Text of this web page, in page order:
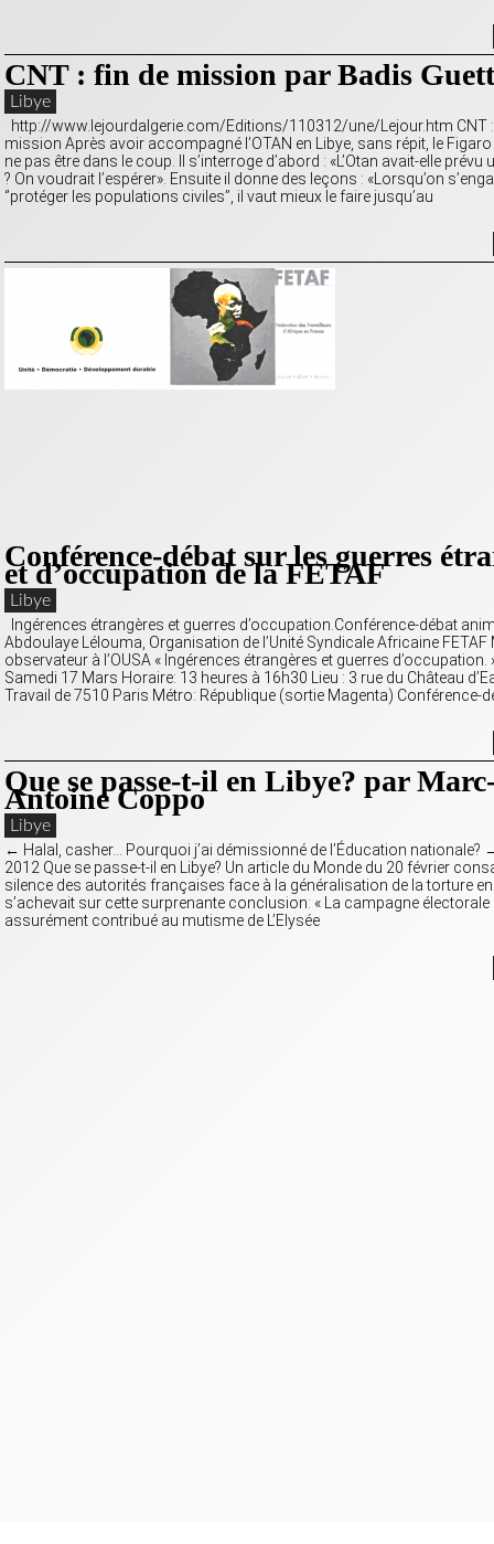
CNT : fin de mission par Badis
Libye
http://www.lejourdalgerie.com/Editions/110312/une/Lejour.htm CNT
mission Après avoir accompagné l’OTAN en Libye, sans répit, le
ne pas être dans le coup. Il s’interroge d’abord : «L’Otan avait-elle prévu
? On voudrait l’espérer». Ensuite il donne des leçons : «Lorsqu’on
‘’protéger les populations civiles’’, il vaut mieux le faire jusqu’au
Conférence-débat sur les guerres
et d’occupation de la FETAF
Libye
Ingérences étrangères et guerres d’occupation.Conférence-débat
Abdoulaye Lélouma, Organisation de l’Unité Syndicale Africaine FETAF
observateur à l’OUSA « Ingérences étrangères et guerres d’occupation.
Samedi 17 Mars Horaire: 13 heures à 16h30 Lieu : 3 rue du Château
Travail de 7510 Paris Métro: République (sortie Magenta) Conférence-
Que se passe-t-il en Libye? par
Antoine Coppo
Libye
← Halal, casher… Pourquoi j’ai démissionné de l’Éducation nationale?
2012 Que se passe-t-il en Libye? Un article du Monde du 20 février
silence des autorités françaises face à la généralisation de la torture en
s’achevait sur cette surprenante conclusion: « La campagne électorale
assurément contribué au mutisme de L’Elysée